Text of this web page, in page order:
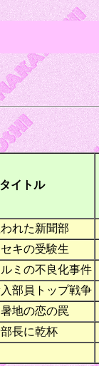
イトル
れた新聞部
キの受験生
ミの不良化事件
部員トップ戦争
地の恋の罠
長に乾杯